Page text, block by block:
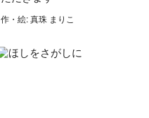
作・絵: 真珠 まりこ